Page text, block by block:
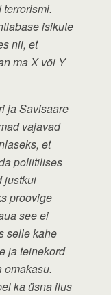
isikute
nii, et
ma X või Y
ja Savisaare
vajavad
et
poliitilises
justkui
proovige
see ei
selle kahe
ja teinekord
omakasu.
ka üsna ilus